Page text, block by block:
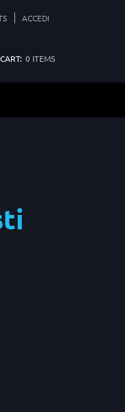
ACCEDI
0 ITEMS